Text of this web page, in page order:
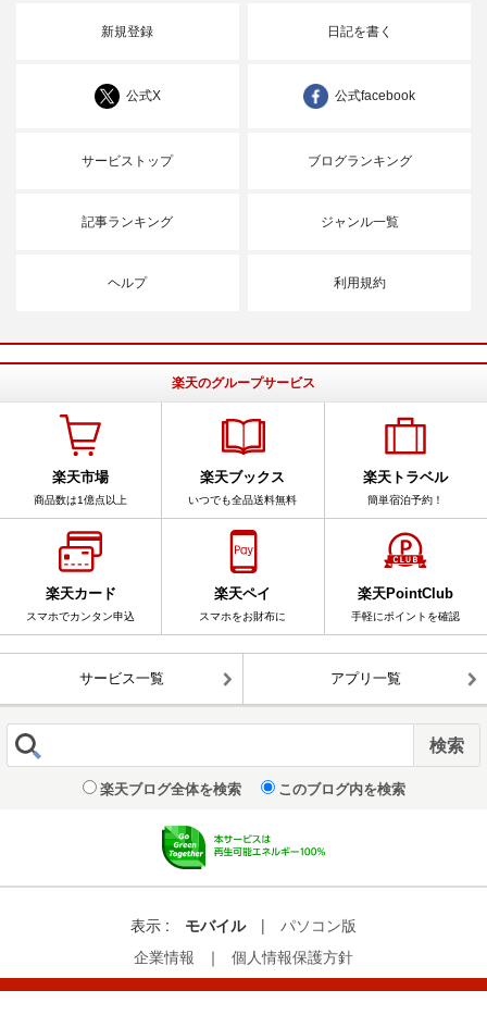
新規登録 日記を書く
公式X 公式facebook
サービストップ ブログランキング
記事ランキング ジャンル一覧
ヘルプ 利用規約
楽天のグループサービス
楽天市場
商品数は1億点以上
楽天ブックス
いつでも全品送料無料
楽天トラベル
簡単宿泊予約！
楽天カード
スマホでカンタン申込
楽天ペイ
スマホをお財布に
楽天PointClub
手軽にポイントを確認
サービス一覧 アプリ一覧
楽天ブログ全体を検索 このブログ内を検索
表示 : モバイル |
パソコン版
企業情報
｜ 個人情報保護方針